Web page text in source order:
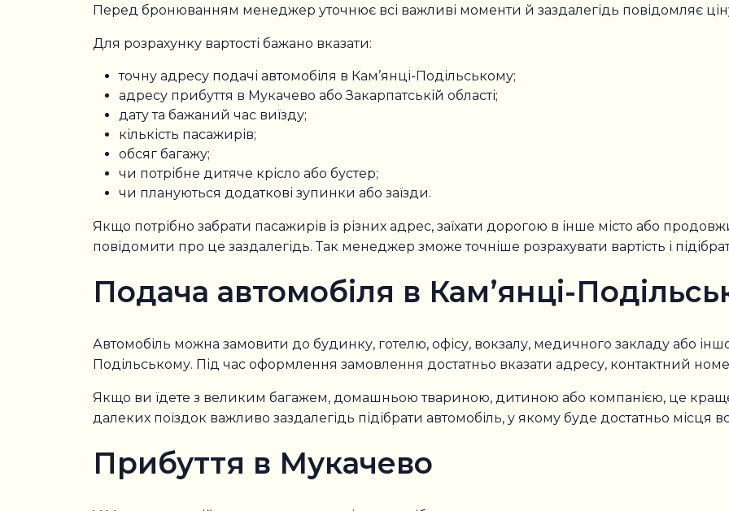
Перед бронюванням менеджер уточнює всі важливі моменти й заздалегідь повідомляє
Для розрахунку вартості бажано вказати:
точну адресу подачі автомобіля в Кам’янці-Подільському;
адресу прибуття в Мукачево або Закарпатській області;
дату та бажаний час виїзду;
кількість пасажирів;
обсяг багажу;
чи потрібне дитяче крісло або бустер;
чи плануються додаткові зупинки або заїзди.
Якщо потрібно забрати пасажирів із різних адрес, заїхати дорогою в інше місто або
повідомити про це заздалегідь. Так менеджер зможе точніше розрахувати вартість і
Подача автомобіля в Кам’янці-
Автомобіль можна замовити до будинку, готелю, офісу, вокзалу, медичного закладу або
Подільському. Під час оформлення замовлення достатньо вказати адресу, контактний
Якщо ви їдете з великим багажем, домашньою твариною, дитиною або компанією, це
далеких поїздок важливо заздалегідь підібрати автомобіль, у якому буде достатньо місця
Прибуття в Мукачево